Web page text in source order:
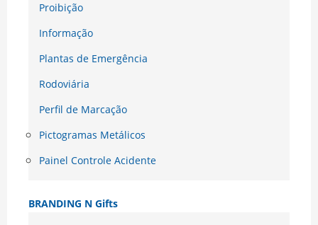
Proibição
Informação
Plantas de Emergência
Rodoviária
Perfil de Marcação
Pictogramas Metálicos
Painel Controle Acidente
BRANDING N Gifts